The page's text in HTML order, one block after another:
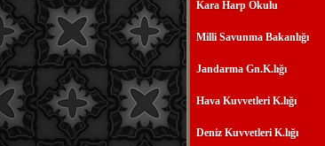
Kara Harp Okulu
Milli Savunma Bakanlığı
Jandarma Gn.K.lığı
Hava Kuvvetleri K.lığı
Deniz Kuvvetleri K.lığı